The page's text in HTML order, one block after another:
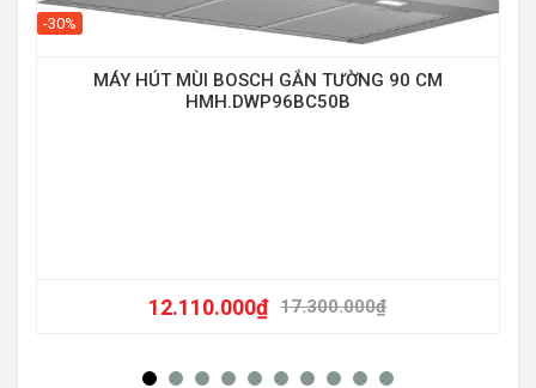
-30%
MÁY HÚT MÙI BOSCH GẮN TƯỜNG 90 CM
HMH.DWP96BC50B
17.300.000₫
12.110.000₫